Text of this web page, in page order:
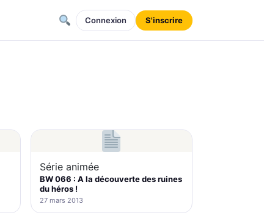
Connexion S'inscrire
Série animée
BW 066 : A la découverte des ruines
du héros !
27 mars 2013